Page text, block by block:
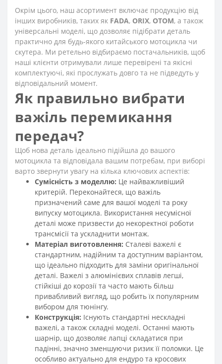
Окрім цього, наш асортимент включає продукцію від
інших виробників, таких як FADA, ORIX, OTOM, а також
універсальні моделі, що дозволяє підібрати деталь
практично для будь-якого китайського мотоцикла чи
скутера. Ми ретельно відбираємо постачальників, щоб
наші клієнти отримували лише перевірені та якісні
комплектуючі, які прослужать довго та не підведуть у
відповідальний момент.
Як правильно вибрати
важіль перемикання
передач?
Щоб нова деталь ідеально підійшла до вашого
мотоцикла та відповідала вашим потребам, при виборі
варто звернути увагу на кілька ключових аспектів:
Сумісність з моделлю: Це найважливіший
критерій. Переконайтеся, що важіль
призначений саме для вашої моделі та року
випуску мотоцикла. Використання несумісної
деталі може призвести до некоректної роботи
трансмісії та ускладнити монтаж.
Матеріал виготовлення: Сталеві важелі є
стандартним, надійним та доступним варіантом,
що ідеально підходить для заміни оригінальної
деталі. Важелі з алюмінієвих сплавів легші,
стійкіші до корозії та часто мають більш
привабливий вигляд, що робить їх популярним
вибором для тюнінгу.
Конструкція: Існують стандартні нескладні
важелі, а також складні моделі. Останні мають
шарнір, що дозволяє лапці складатися при
падінні, значно зменшуючи ризик її поломки. Це
особливо актуально для ендуро та кросових